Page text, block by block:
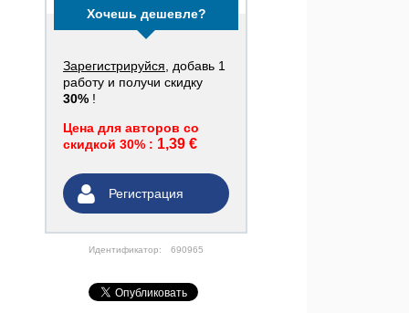
Хочешь дешевле?
Зарегистрируйся , добавь 1
работу и получи скидку
30% !
Цена для авторов со
скидкой 30% : 1,39 €
Регистрация
Идентификатор: 690965